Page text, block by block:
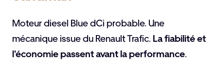
Moteur diesel Blue dCi probable. Une
mécanique issue du Renault Trafic. La fiabilité et
l’économie passent avant la performance.